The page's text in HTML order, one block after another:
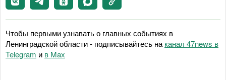
Чтобы первыми узнавать о главных событиях в
Ленинградской области - подписывайтесь на канал 47news в
Telegram и в Maх